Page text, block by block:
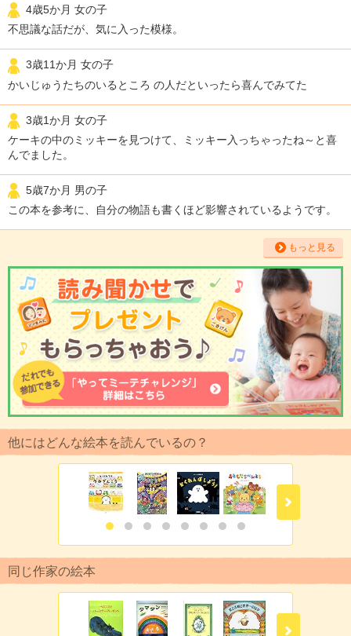
4歳5か月 女の子
不思議な話だが、気に入った模様。
3歳11か月 女の子
かいじゅうたちのいるところ の人だといったら喜んでみてた
3歳1か月 女の子
ケーキの中のミッキーを見つけて、ミッキー入っちゃったね～と喜
んでました。
5歳7か月 男の子
この本を参考に、自分の物語も書くほど影響されているようです。
もっと見る
他にはどんな絵本を読んでいるの？
同じ作家の絵本